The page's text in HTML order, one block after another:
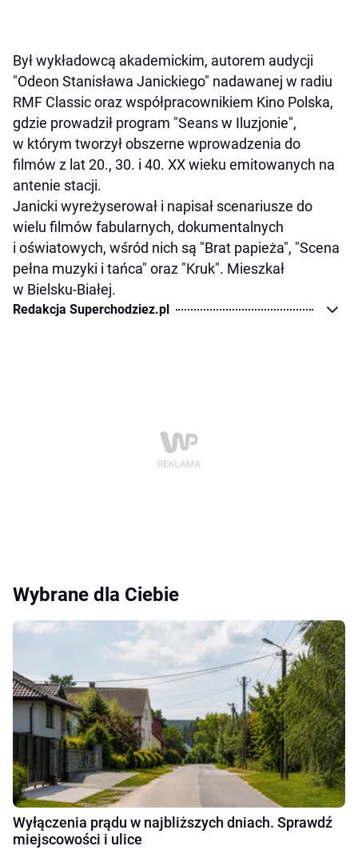
Był wykładowcą akademickim, autorem audycji
"Odeon Stanisława Janickiego" nadawanej w radiu
RMF Classic oraz współpracownikiem Kino Polska,
gdzie prowadził program "Seans w Iluzjonie",
w którym tworzył obszerne wprowadzenia do
filmów z lat 20., 30. i 40. XX wieku emitowanych na
antenie stacji.
Janicki wyreżyserował i napisał scenariusze do
wielu filmów fabularnych, dokumentalnych
i oświatowych, wśród nich są "Brat papieża", "Scena
pełna muzyki i tańca" oraz "Kruk". Mieszkał
w Bielsku-Białej.
Redakcja Superchodziez.pl
Wybrane dla Ciebie
Wyłączenia prądu w najbliższych dniach. Sprawdź
miejscowości i ulice